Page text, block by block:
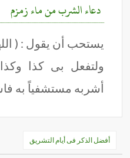
دعاء الشرب من ماء زمزم
يستحب أن يقول : (
ولتفعل بى كذا
أشربه مستشفياً به
تصفّح
أفضل الذكر فى أيام التشريق